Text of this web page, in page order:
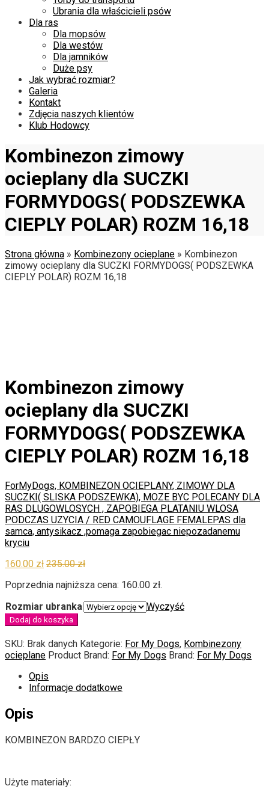
Ubrania dla właścicieli psów
Dla ras
Dla mopsów
Dla westów
Dla jamników
Duże psy
Jak wybrać rozmiar?
Galeria
Kontakt
Zdjęcia naszych klientów
Klub Hodowcy
Kombinezon zimowy
ocieplany dla SUCZKI
FORMYDOGS( PODSZEWKA
CIEPLY POLAR) ROZM 16,18
Strona główna » Kombinezony ocieplane » Kombinezon
zimowy ocieplany dla SUCZKI FORMYDOGS( PODSZEWKA
CIEPLY POLAR) ROZM 16,18
Kombinezon zimowy
ocieplany dla SUCZKI
FORMYDOGS( PODSZEWKA
CIEPLY POLAR) ROZM 16,18
ForMyDogs, KOMBINEZON OCIEPLANY, ZIMOWY DLA
SUCZKI( SLISKA PODSZEWKA), MOZE BYC POLECANY DLA
RAS DLUGOWLOSYCH , ZAPOBIEGA PLATANIU WLOSA
PODCZAS UZYCIA / RED CAMOUFLAGE FEMALEPAS dla
samca, antysikacz ,pomaga zapobiegac niepozadanemu
kryciu
160.00 zł 235.00zł
Poprzednia najniższa cena: 160.00 zł.
Rozmiar ubranka
Wyczyść
Dodaj do koszyka
SKU: Brak danych Kategorie: For My Dogs, Kombinezony
ocieplane Product Brand: For My Dogs Brand: For My Dogs
Opis
Informacje dodatkowe
Opis
KOMBINEZON BARDZO CIEPŁY
Użyte materiały: